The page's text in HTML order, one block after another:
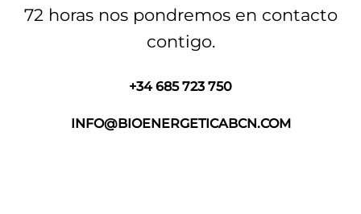
72 horas nos pondremos en contacto
contigo.
+34 685 723 750
INFO@BIOENERGETICABCN.COM